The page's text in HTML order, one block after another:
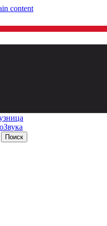
content
Поиск